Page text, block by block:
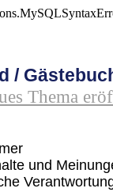
/
Thema
und